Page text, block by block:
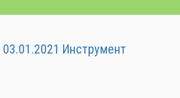
03.01.2021 Инструмент